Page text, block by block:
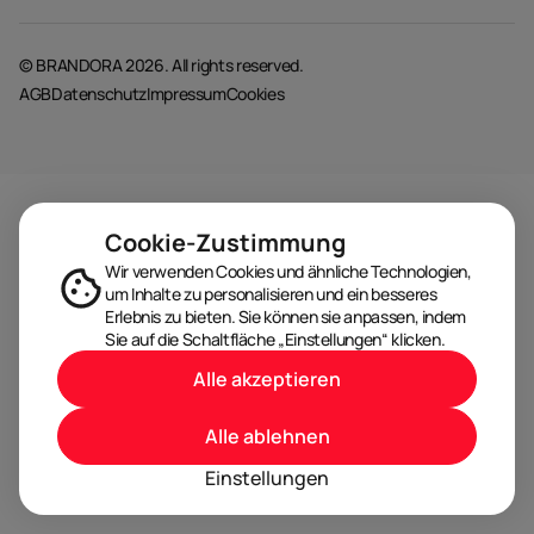
© BRANDORA 2026. All rights reserved.
AGBDatenschutzImpressumCookies
Cookie-Zustimmung
Wir verwenden Cookies und ähnliche Technologien,
um Inhalte zu personalisieren und ein besseres
Erlebnis zu bieten. Sie können sie anpassen, indem
Sie auf die Schaltfläche „Einstellungen“ klicken.
Einstellungen
Alle ablehnen
Alle akzeptieren